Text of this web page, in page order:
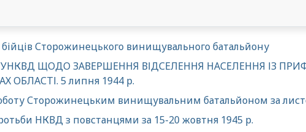
Сторожинецького винищувального батальйону
ЩОДО ЗАВЕРШЕННЯ ВІДСЕЛЕННЯ НАСЕЛЕННЯ ІЗ
ОБЛАСТІ. 5 липня 1944 р.
Сторожинецьким винищувальним батальйоном за
НКВД з повстанцями за 15-20 жовтня 1945 р.